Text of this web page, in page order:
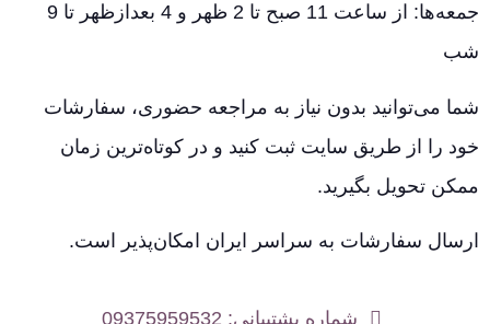
جمعه‌ها: از ساعت 11 صبح تا 2 ظهر و 4 بعدازظهر تا 9
شب
شما می‌توانید بدون نیاز به مراجعه حضوری، سفارشات
خود را از طریق سایت ثبت کنید و در کوتاه‌ترین زمان
ممکن تحویل بگیرید.
ارسال سفارشات به سراسر ایران امکان‌پذیر است.
شماره پشتیبانی: 09375959532